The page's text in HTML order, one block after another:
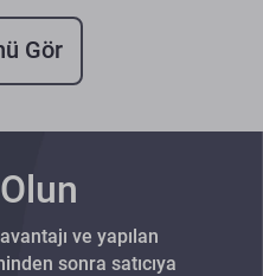
Gör
ve yapılan
sonra satıcıya